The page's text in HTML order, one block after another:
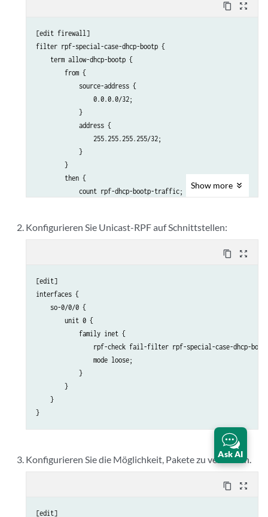
content_copy zoom_out_map
[edit firewall]
filter rpf-special-case-dhcp-bootp {
    term allow-dhcp-bootp {
        from {
            source-address {
                0.0.0.0/32;
            }
            address {
                255.255.255.255/32;
            }
        }
        then {
            count rpf-dhcp-bootp-traffic;
    }
            reject;
        }
    }
Show more
Konfigurieren Sie Unicast-RPF auf Schnittstellen:
content_copy zoom_out_map
[edit]
interfaces {
    so-0/0/0 {
        unit 0 {
            family inet {
rpf-check fail-filter rpf-special-case-dhcp-
                mode loose;
            }
        }
    }
Konfigurieren Sie die Möglichkeit, Pakete zu verwerfen.
content_copy zoom_out_map
[edit]
Ask AI